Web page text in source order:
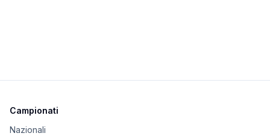
Campionati
Nazionali